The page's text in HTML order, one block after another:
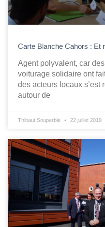
Carte Blanche Cahors : Et
Agent polyvalent, car
voiturage solidaire ont
des acteurs locaux s’est
autour de
Thibaut Souperbie 22 juillet 2019